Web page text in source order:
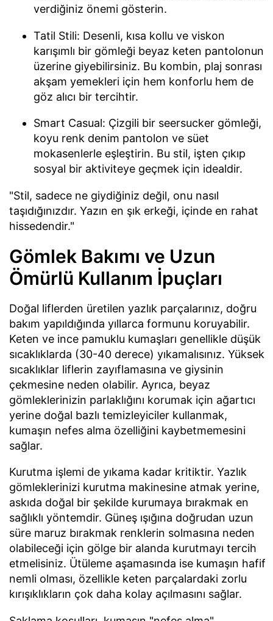
verdiğiniz önemi gösterin.
Tatil Stili: Desenli, kısa kollu ve viskon
karışımlı bir gömleği beyaz keten pantolonun
üzerine giyebilirsiniz. Bu kombin, plaj sonrası
akşam yemekleri için hem konforlu hem de
göz alıcı bir tercihtir.
Smart Casual: Çizgili bir seersucker gömleği,
koyu renk denim pantolon ve süet
mokasenlerle eşleştirin. Bu stil, işten çıkıp
sosyal bir aktiviteye geçmek için idealdir.
"Stil, sadece ne giydiğiniz değil, onu nasıl
taşıdığınızdır. Yazın en şık erkeği, içinde en rahat
hissedendir."
Gömlek Bakımı ve Uzun
Ömürlü Kullanım İpuçları
Doğal liflerden üretilen yazlık parçalarınız, doğru
bakım yapıldığında yıllarca formunu koruyabilir.
Keten ve ince pamuklu kumaşları genellikle düşük
sıcaklıklarda (30-40 derece) yıkamalısınız. Yüksek
sıcaklıklar liflerin zayıflamasına ve giysinin
çekmesine neden olabilir. Ayrıca, beyaz
gömleklerinizin parlaklığını korumak için ağartıcı
yerine doğal bazlı temizleyiciler kullanmak,
kumaşın nefes alma özelliğini kaybetmemesini
sağlar.
Kurutma işlemi de yıkama kadar kritiktir. Yazlık
gömleklerinizi kurutma makinesine atmak yerine,
askıda doğal bir şekilde kurumaya bırakmak en
sağlıklı yöntemdir. Güneş ışığına doğrudan uzun
süre maruz bırakmak renklerin solmasına neden
olabileceği için gölge bir alanda kurutmayı tercih
etmelisiniz. Ütüleme aşamasında ise kumaşın hafif
nemli olması, özellikle keten parçalardaki zorlu
kırışıklıkların çok daha kolay açılmasını sağlar.